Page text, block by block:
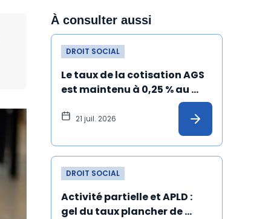
À consulter aussi
DROIT SOCIAL
Le taux de la cotisation AGS
est maintenu à 0,25 % au
21 juil. 2026
DROIT SOCIAL
Activité partielle et APLD :
gel du taux plancher de